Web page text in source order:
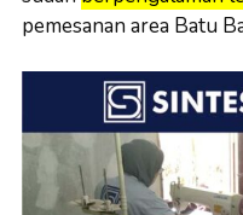
pemesanan area Batu